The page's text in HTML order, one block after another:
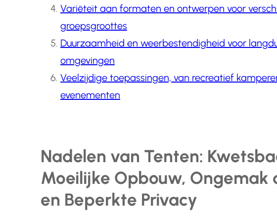
Variëteit aan formaten en ontwerpen voor
groepsgroottes
Duurzaamheid en weerbestendigheid voor
omgevingen
Veelzijdige toepassingen, van recreatief
evenementen
Nadelen van Tenten:
Moeilijke Opbouw, Ongemak
en Beperkte Privacy